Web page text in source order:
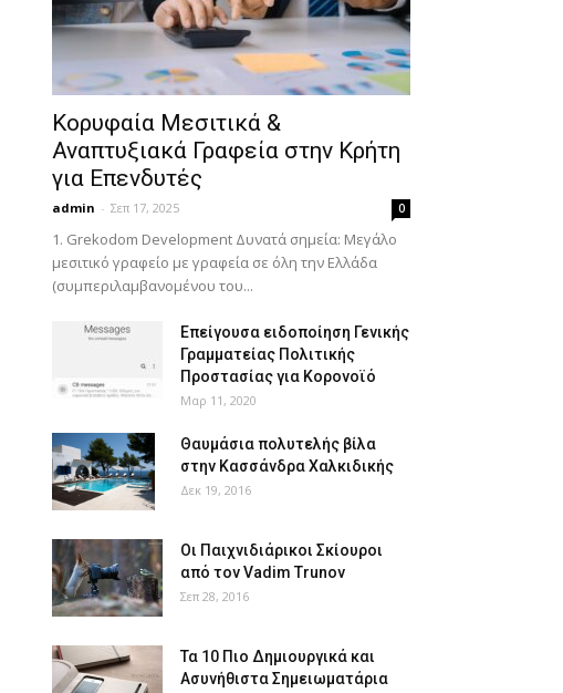
Κορυφαία Μεσιτικά &
Αναπτυξιακά Γραφεία στην Κρήτη
για Επενδυτές
admin - Σεπ 17, 2025 0
1. Grekodom Development Δυνατά σημεία: Μεγάλο
μεσιτικό γραφείο με γραφεία σε όλη την Ελλάδα
(συμπεριλαμβανομένου του...
Επείγουσα ειδοποίηση Γενικής
Γραμματείας Πολιτικής
Προστασίας για Κορονοϊό
Μαρ 11, 2020
Θαυμάσια πολυτελής βίλα
στην Κασσάνδρα Χαλκιδικής
Δεκ 19, 2016
Οι Παιχνιδιάρικοι Σκίουροι
από τον Vadim Trunov
Σεπ 28, 2016
Τα 10 Πιο Δημιουργικά και
Ασυνήθιστα Σημειωματάρια